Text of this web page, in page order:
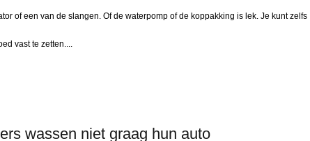
of een van de slangen. Of de waterpomp of de koppakking is lek. Je kunt zelfs
vast te zetten....
wassen niet graag hun auto